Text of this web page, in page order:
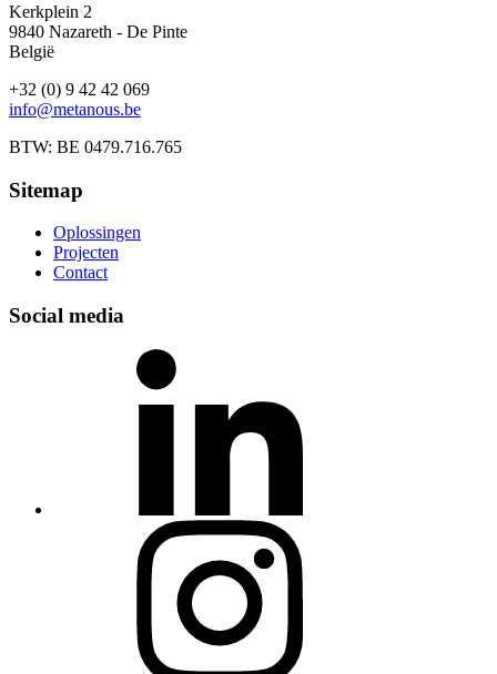
Kerkplein 2
9840 Nazareth - De Pinte
België
+32 (0) 9 42 42 069
info@metanous.be
BTW: BE 0479.716.765
Sitemap
Oplossingen
Projecten
Contact
Social media